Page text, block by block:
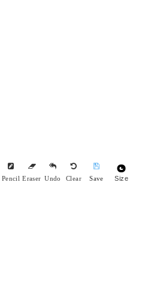
Pencil Eraser Undo Clear Save Size